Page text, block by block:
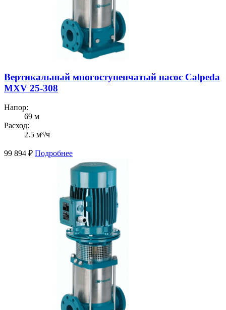
Вертикальный многоступенчатый насос Calpeda
MXV 25-308
Напор:
69 м
Расход:
2.5 м³/ч
99 894 ₽ Подробнее